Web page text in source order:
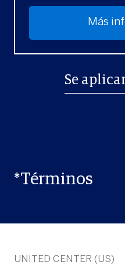
Más
Se
*Términos
UNITED CENTER (US)